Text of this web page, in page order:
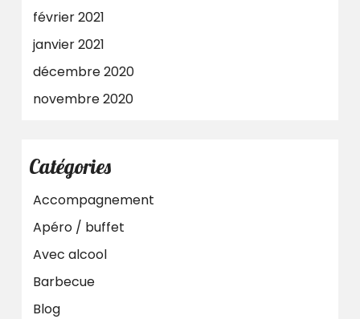
février 2021
janvier 2021
décembre 2020
novembre 2020
Catégories
Accompagnement
Apéro / buffet
Avec alcool
Barbecue
Blog